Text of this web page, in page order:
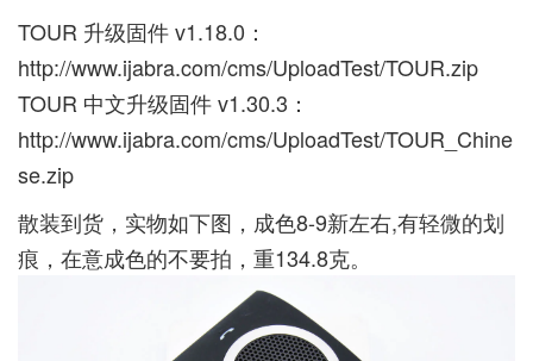
TOUR 升级固件 v1.18.0：
http://www.ijabra.com/cms/UploadTest/TOUR.zip
TOUR 中文升级固件 v1.30.3：
http://www.ijabra.com/cms/UploadTest/TOUR_Chine
se.zip
散装到货，实物如下图，成色8-9新左右,有轻微的划
痕，在意成色的不要拍，重134.8克。